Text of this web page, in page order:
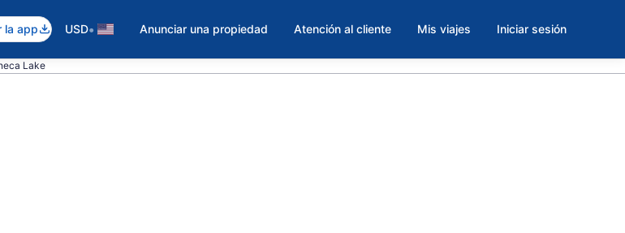
la app USD• Anunciar una propiedad Atención al cliente Mis viajes Iniciar sesión
Lake